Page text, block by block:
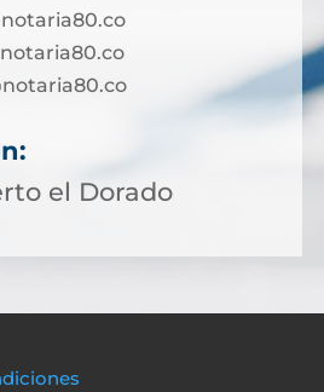
el Dorado